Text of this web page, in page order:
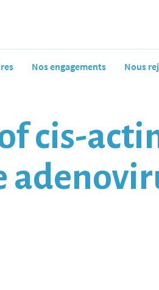
Nos engagements Nous
cis-